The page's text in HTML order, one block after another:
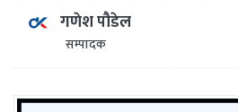
गणेश पौडेल
सम्पादक